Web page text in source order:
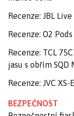
Recenze: JBL
Recenze: O2
Recenze: TCL
jasu s obřím SQD
Recenze: JVC
BEZPEČNOST